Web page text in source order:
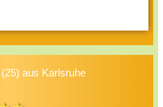
aus Karlsruhe